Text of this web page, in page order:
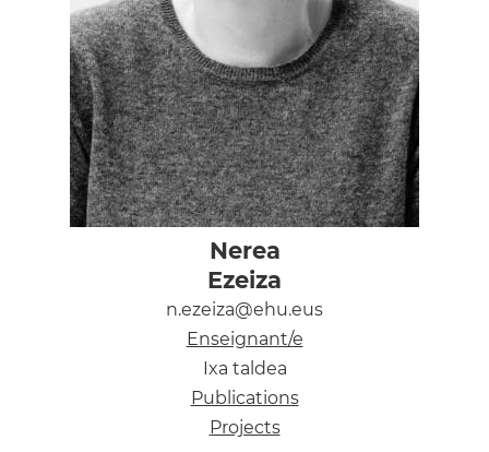
Nerea
Ezeiza
n.ezeiza@ehu.eus
Enseignant/e
Ixa taldea
Publications
Projects